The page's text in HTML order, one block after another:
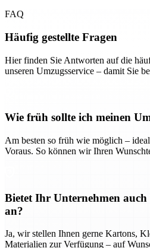
FAQ
Häufig gestellte Fragen
Hier finden Sie Antworten auf die
unseren Umzugsservice – damit Sie
Wie früh sollte ich meinen
Am besten so früh wie möglich –
Voraus. So können wir Ihren
Bietet Ihr Unternehmen
an?
Ja, wir stellen Ihnen gerne Kartons,
Materialien zur Verfügung – auf